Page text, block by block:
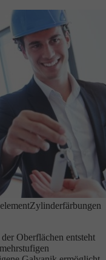
Zylinderfärbungen
Oberflächen entsteht